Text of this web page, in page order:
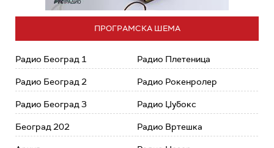
ПРОГРАМСКА ШЕМА
Радио Београд 1
Радио Београд 2
Радио Београд 3
Београд 202
Радио Плетеница
Радио Рокенролер
Радио Џубокс
Радио Вртешка